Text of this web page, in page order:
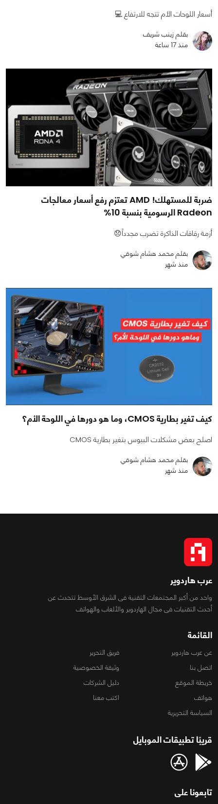
أسعار اللوحات الأم تتجه للارتفاع 💻
بقلم زينب شريف
منذ 17 ساعة
ضربة للمستهلك! AMD تعتزم رفع أسعار معالجات
Radeon الرسومية بنسبة 10%
أزمة رقاقات الذاكرة تضرب مجدداً😞
بقلم محمد هشام شوقي
منذ شهر
كيف تغير بطارية CMOS، وما هو دورها في اللوحة الأم؟
اصلح بعض مشكلات البيوس بتغير بطارية CMOS
بقلم محمد هشام شوقي
منذ شهر
عرب هاردوير
واحد من أكبر المجتمعات التقنية فى الشرق الأوسط تتحدث عن
أحدث التقنيات فى مجال الهاردوير والألعاب والهواتف
القائمة
عن عرب هاردوير
فريق التحرير
اتصل بنا
وثيقة الخصوصية
خريطة الموقع
دليل الشركات
هواتف
اكتب معنا
السياسة التحريرية
قريبًا تطبيقات الموبايل
تابعونا على